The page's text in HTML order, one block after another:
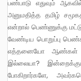
பண்பாடு எதுவும்
அனுமதித்த தமிழ்
என்றால் பெண்ணுக்கு
வேண்டிய பொறுப்பு
எத்தனையோ ஆண்கள்
இல்லையா?
போகிறார்களே,